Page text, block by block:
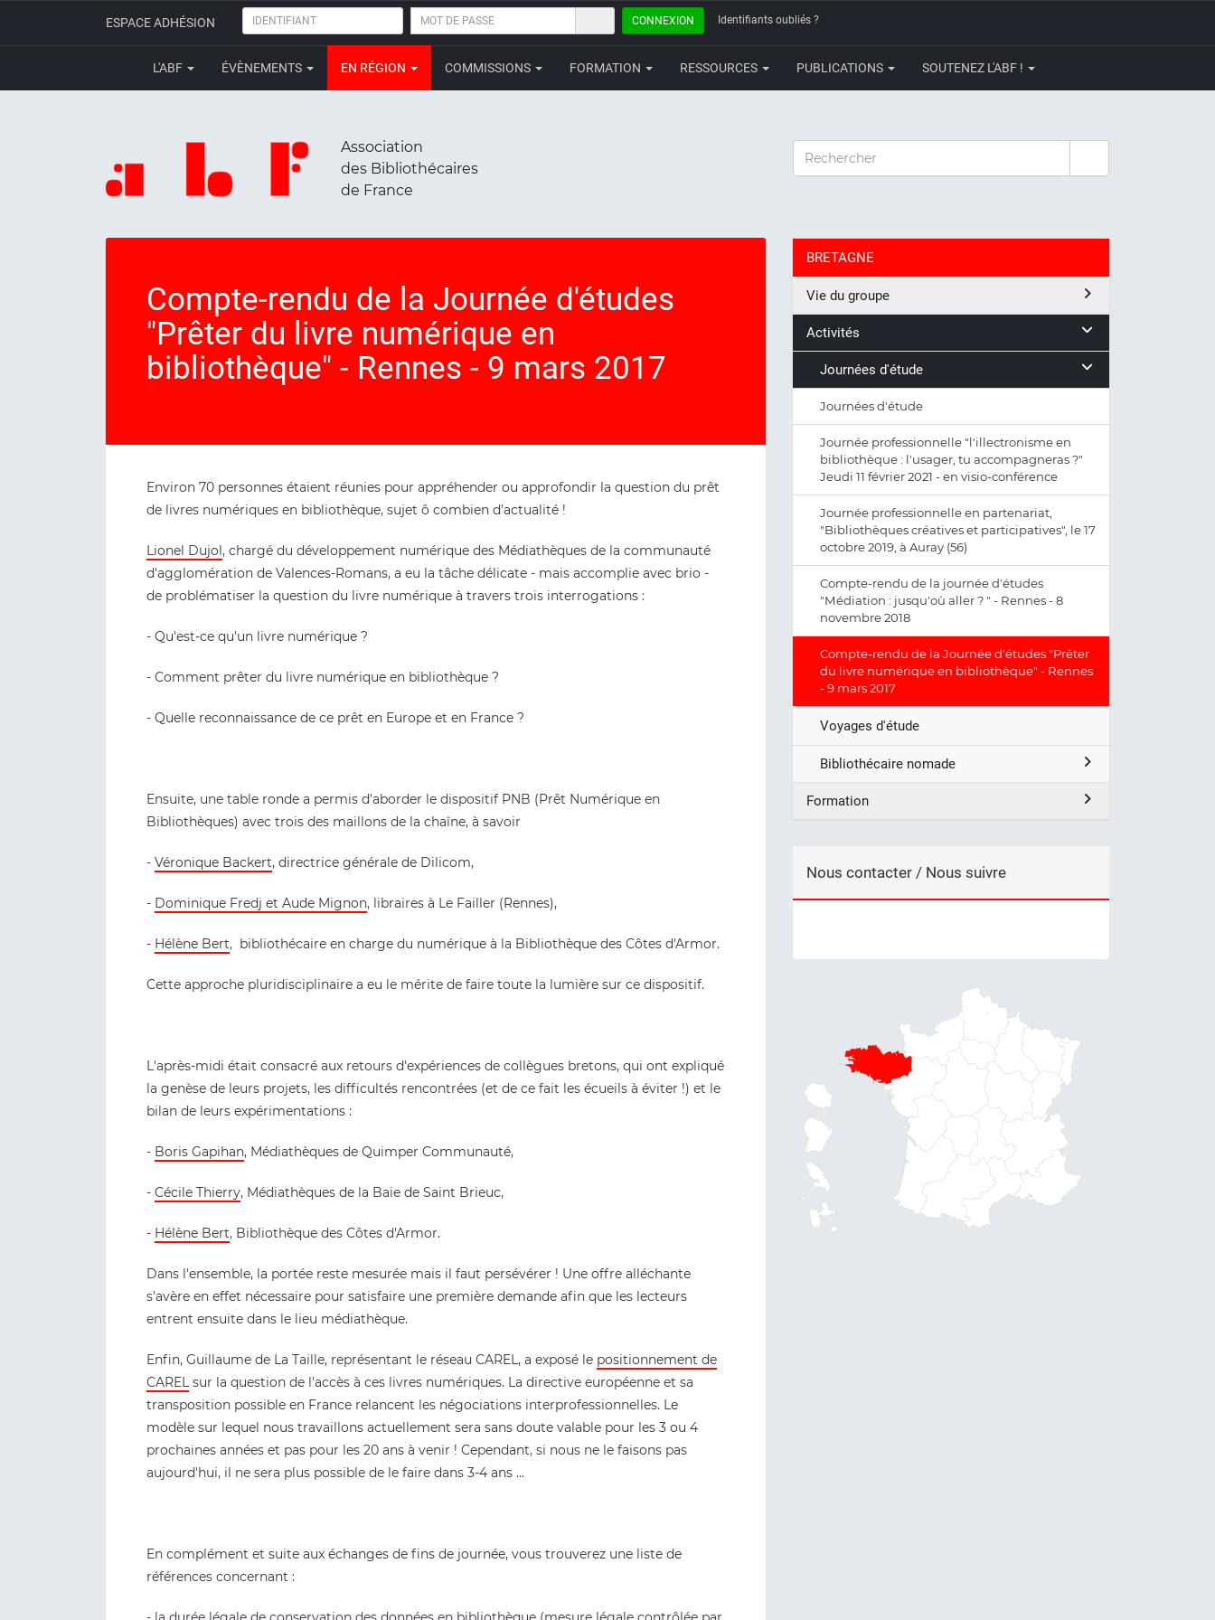
ESPACE ADHÉSION IDENTIFIANT
MOT
PASSE
CONNEXION Identifiants oubliés ?
L'ABF ÉVÈNEMENTS EN RÉGION COMMISSIONS FORMATION RESSOURCES PUBLICATIONS SOUTENEZ L'ABF !
Association
des Bibliothécaires
de France
RECHERCHER
Compte-rendu de la Journée d'études
"Prêter du livre numérique en
bibliothèque" - Rennes - 9 mars 2017
Environ 70 personnes étaient réunies pour appréhender ou approfondir la question du prêt
de livres numériques en bibliothèque, sujet ô combien d'actualité !
Lionel Dujol, chargé du développement numérique des Médiathèques de la communauté
d'agglomération de Valences-Romans, a eu la tâche délicate - mais accomplie avec brio -
de problématiser la question du livre numérique à travers trois interrogations :
- Qu'est-ce qu'un livre numérique ?
- Comment prêter du livre numérique en bibliothèque ?
- Quelle reconnaissance de ce prêt en Europe et en France ?
Ensuite, une table ronde a permis d'aborder le dispositif PNB (Prêt Numérique en
Bibliothèques) avec trois des maillons de la chaîne, à savoir
- Véronique Backert, directrice générale de Dilicom,
- Dominique Fredj et Aude Mignon, libraires à Le Failler (Rennes),
- Hélène Bert, bibliothécaire en charge du numérique à la Bibliothèque des Côtes d'Armor.
Cette approche pluridisciplinaire a eu le mérite de faire toute la lumière sur ce dispositif.
L'après-midi était consacré aux retours d'expériences de collègues bretons, qui ont expliqué
la genèse de leurs projets, les difficultés rencontrées (et de ce fait les écueils à éviter !) et le
bilan de leurs expérimentations :
- Boris Gapihan, Médiathèques de Quimper Communauté,
- Cécile Thierry, Médiathèques de la Baie de Saint Brieuc,
- Hélène Bert, Bibliothèque des Côtes d'Armor.
Dans l'ensemble, la portée reste mesurée mais il faut persévérer ! Une offre alléchante
s'avère en effet nécessaire pour satisfaire une première demande afin que les lecteurs
entrent ensuite dans le lieu médiathèque.
Enfin, Guillaume de La Taille, représentant le réseau CAREL, a exposé le positionnement de
CARELsur la question de l'accès à ces livres numériques. La directive européenne et sa
transposition possible en France relancent les négociations interprofessionnelles. Le
modèle sur lequel nous travaillons actuellement sera sans doute valable pour les 3 ou 4
prochaines années et pas pour les 20 ans à venir ! Cependant, si nous ne le faisons pas
aujourd'hui, il ne sera plus possible de le faire dans 3-4 ans ...
En complément et suite aux échanges de fins de journée, vous trouverez une liste de
références concernant :
BRETAGNE
Vie du groupe
Activités
Journées d'étude
Journées d'étude
Journée professionnelle "l'illectronisme en
bibliothèque : l'usager, tu accompagneras ?"
Jeudi 11 février 2021 - en visio-conférence
Journée professionnelle en partenariat,
"Bibliothèques créatives et participatives", le 17
octobre 2019, à Auray (56)
Compte-rendu de la journée d'études
"Médiation : jusqu'où aller ? " - Rennes - 8
novembre 2018
Compte-rendu de la Journée d'études "Prêter
du livre numérique en bibliothèque" - Rennes
- 9 mars 2017
Voyages d'étude
Bibliothécaire nomade
Formation
Nous contacter / Nous suivre